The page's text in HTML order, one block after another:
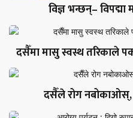
विज्ञ भन्छन्–
दसैँमा मासु स्वस्थ तरिकाले
दसैँले रोग